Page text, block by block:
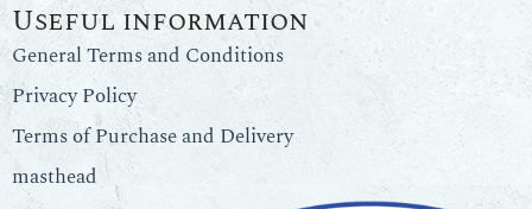
Useful information
General Terms and Conditions
Privacy Policy
Terms of Purchase and Delivery
masthead